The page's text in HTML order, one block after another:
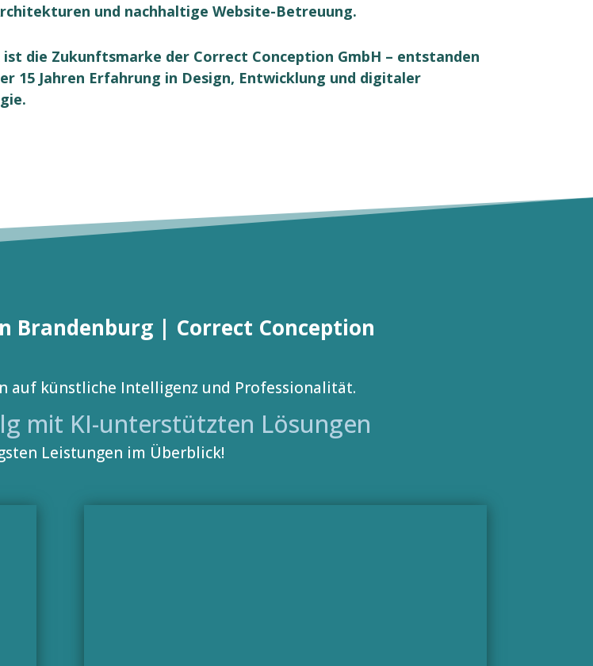
und nachhaltige Website-Betreuung.
ist die Zukunftsmarke der Correct Conception GmbH – entstanden
15 Jahren Erfahrung in Design, Entwicklung und digitaler
Brandenburg | Correct Conception
auf künstliche Intelligenz und Professionalität.
mit KI-unterstützten Lösungen
Leistungen im Überblick!